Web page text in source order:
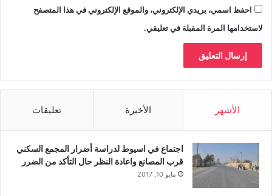
احفظ اسمي، بريدي الإلكتروني، والموقع الإلكتروني في هذا المتصفح
لاستخدامها المرة المقبلة في تعليقي.
الأشهر الأخيرة تعليقات
اجتماع في اسيوط لدراسة أضرار المجمع السكني
قرب المصانع واعادة النظر حال التأكد من الضرر
مايو 10, 2017